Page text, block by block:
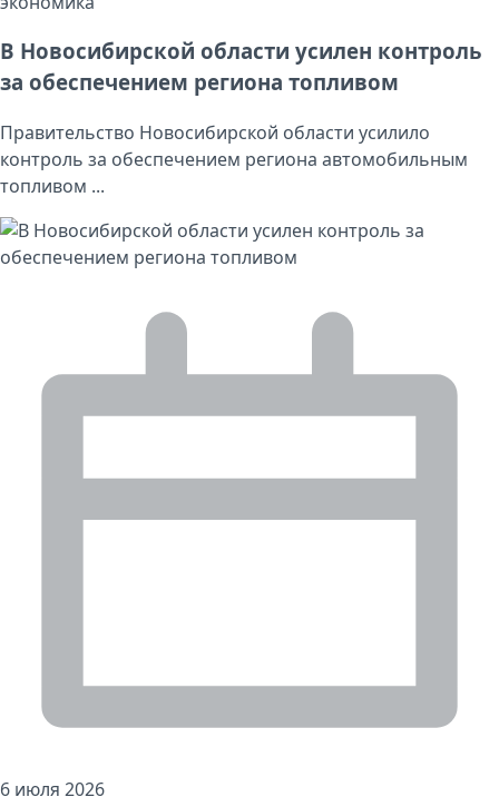
В Новосибирской области усилен контроль
за обеспечением региона топливом
Правительство Новосибирской области усилило
контроль за обеспечением региона автомобильным
топливом ...
6 июля 2026